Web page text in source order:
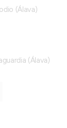
(Álava)
(Álava)